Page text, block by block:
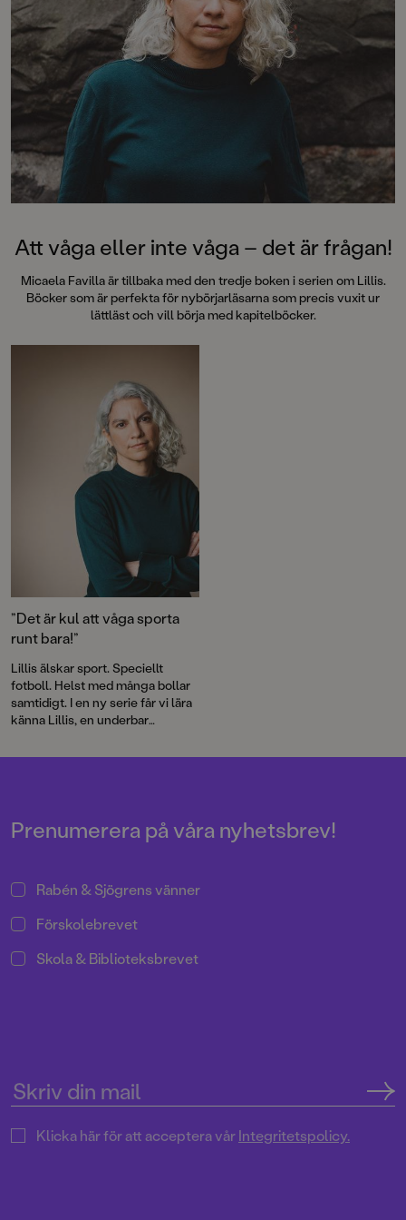
Att våga eller inte våga – det är frågan!
Micaela Favilla är tillbaka med den tredje boken i serien om Lillis.
Böcker som är perfekta för nybörjarläsarna som precis vuxit ur
lättläst och vill börja med kapitelböcker.
”Det är kul att våga sporta
runt bara!”
Lillis älskar sport. Speciellt
fotboll. Helst med många bollar
samtidigt. I en ny serie får vi lära
känna Lillis, en underbar
personlighet.
Prenumerera på våra nyhetsbrev!
Rabén & Sjögrens vänner
Förskolebrevet
Skola & Biblioteksbrevet
Klicka här för att acceptera vårIntegritetspolicy.